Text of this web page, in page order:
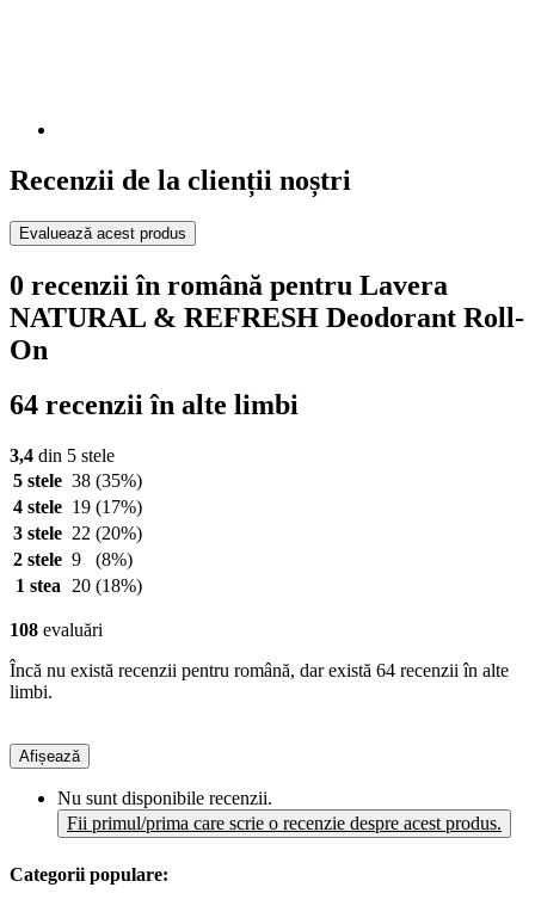
Recenzii de la clienții noștri
Evaluează acest produs
0 recenzii în română pentru Lavera
NATURAL & REFRESH Deodorant Roll-
On
64 recenzii în alte limbi
3,4 din 5 stele
5 stele 38 (35%)
4 stele 19 (17%)
3 stele 22 (20%)
2 stele 9
(8%)
1 stea
20 (18%)
108 evaluări
Încă nu există recenzii pentru română, dar există 64 recenzii în alte
limbi.
Afișează
Nu sunt disponibile recenzii.
Fii primul/prima care scrie o recenzie despre acest produs.
Categorii populare: